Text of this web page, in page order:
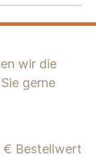
wir die
gerne
€ Bestellwert